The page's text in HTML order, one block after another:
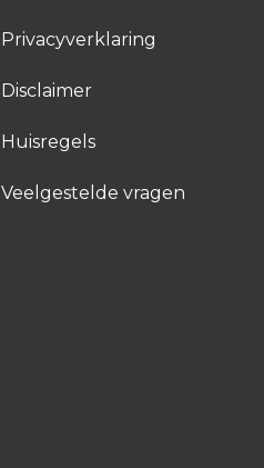
Privacyverklaring
Disclaimer
Huisregels
Veelgestelde vragen